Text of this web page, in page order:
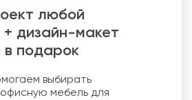
любой
+ дизайн-макет
в подарок
выбирать
мебель для